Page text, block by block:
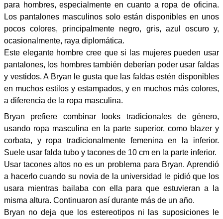
para hombres, especialmente en cuanto a ropa de oficina.
Los pantalones masculinos solo están disponibles en unos
pocos colores, principalmente negro, gris, azul oscuro y,
ocasionalmente, raya diplomática.
Este elegante hombre cree que si las mujeres pueden usar
pantalones, los hombres también deberían poder usar faldas
y vestidos. A Bryan le gusta que las faldas estén disponibles
en muchos estilos y estampados, y en muchos más colores,
a diferencia de la ropa masculina.
Bryan prefiere combinar looks tradicionales de género,
usando ropa masculina en la parte superior, como blazer y
corbata, y ropa tradicionalmente femenina en la inferior.
Suele usar falda tubo y tacones de 10 cm en la parte inferior.
Usar tacones altos no es un problema para Bryan. Aprendió
a hacerlo cuando su novia de la universidad le pidió que los
usara mientras bailaba con ella para que estuvieran a la
misma altura. Continuaron así durante más de un año.
Bryan no deja que los estereotipos ni las suposiciones le